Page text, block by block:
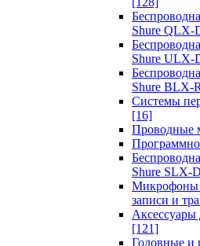
Shure QLX-
Shure ULX-
Shure BLX-R
Системы
[16]
Проводные
Shure SLX-D
Микрофоны
записи и
[121]
Головные и